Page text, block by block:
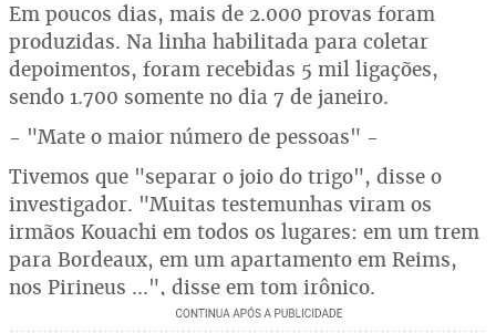
Em poucos dias, mais de 2.000 provas foram
produzidas. Na linha habilitada para coletar
depoimentos, foram recebidas 5 mil ligações,
sendo 1.700 somente no dia 7 de janeiro.
- "Mate o maior número de pessoas" -
Tivemos que "separar o joio do trigo", disse o
investigador. "Muitas testemunhas viram os
irmãos Kouachi em todos os lugares: em um trem
para Bordeaux, em um apartamento em Reims,
nos Pirineus ...", disse em tom irônico.